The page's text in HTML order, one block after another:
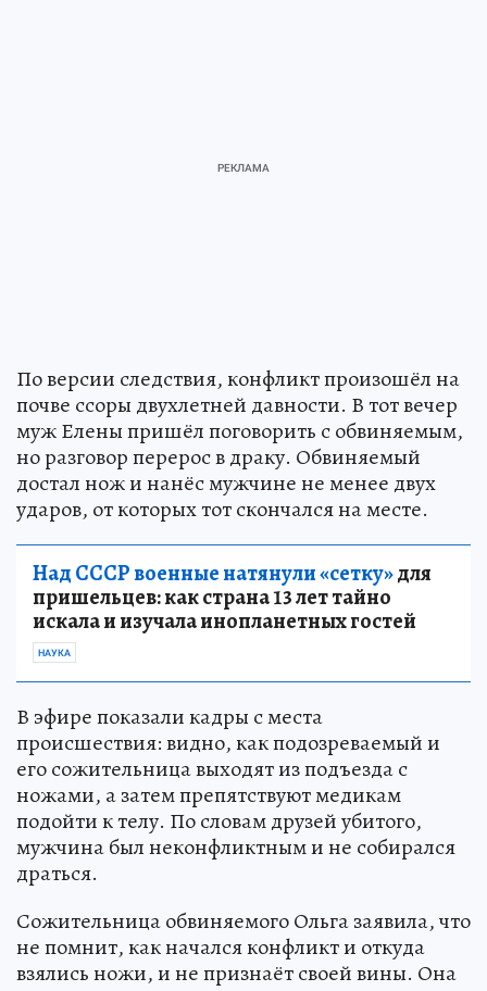
По версии следствия, конфликт произошёл на
почве ссоры двухлетней давности. В тот вечер
муж Елены пришёл поговорить с обвиняемым,
но разговор перерос в драку. Обвиняемый
достал нож и нанёс мужчине не менее двух
ударов, от которых тот скончался на месте.
Над СССР военные натянули «сетку»для
пришельцев: как страна 13 лет тайно
искала и изучала инопланетных гостей
НАУКА
В эфире показали кадры с места
происшествия: видно, как подозреваемый и
его сожительница выходят из подъезда с
ножами, а затем препятствуют медикам
подойти к телу. По словам друзей убитого,
мужчина был неконфликтным и не собирался
драться.
Сожительница обвиняемого Ольга заявила, что
не помнит, как начался конфликт и откуда
взялись ножи, и не признаёт своей вины. Она